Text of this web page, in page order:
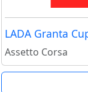
LADA Granta
Assetto Corsa